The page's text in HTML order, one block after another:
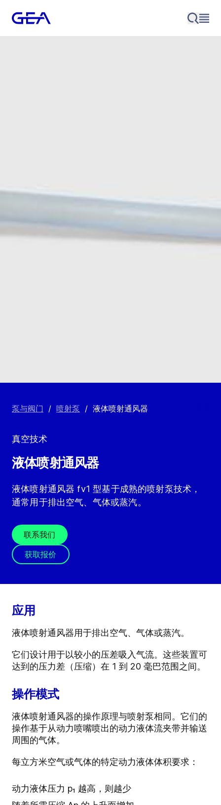
泵与阀门 / 喷射泵 / 液体喷射通风器
真空技术
液体喷射通风器
液体喷射通风器 fv1 型基于成熟的喷射泵技术，
通常用于排出空气、气体或蒸汽。
联系我们
获取报价
应用
液体喷射通风器用于排出空气、气体或蒸汽。
它们设计用于以较小的压差吸入气流。这些装置可
达到的压力差（压缩）在 1 到 20 毫巴范围之间。
操作模式
液体喷射通风器的操作原理与喷射泵相同。它们的
操作基于从动力喷嘴喷出的动力液体流夹带并输送
周围的气体。
每立方米空气或气体的特定动力液体体积要求 ：
动力液体压力 p₁ 越高，则越少